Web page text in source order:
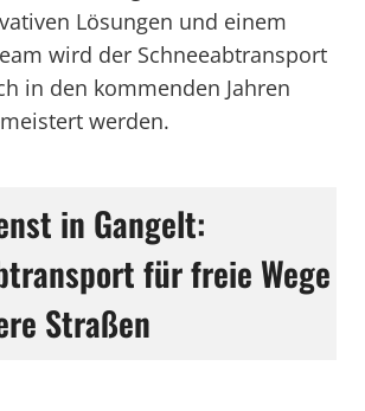
Lösungen und einem
wird der Schneeabtransport
in den kommenden Jahren
werden.
in Gangelt:
für freie Wege
Straßen